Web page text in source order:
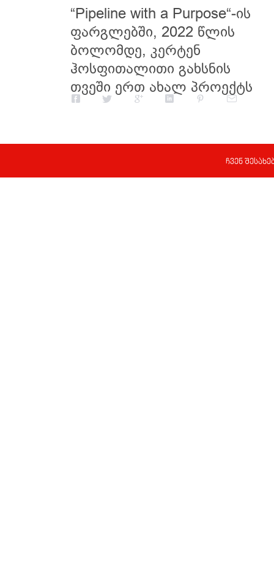
“Pipeline with a Purpose“-ის
ფარგლებში, 2022 წლის
ბოლომდე, კერტენ
ჰოსფითალითი გახსნის
თვეში ერთ ახალ პროექტს
ჩვენ